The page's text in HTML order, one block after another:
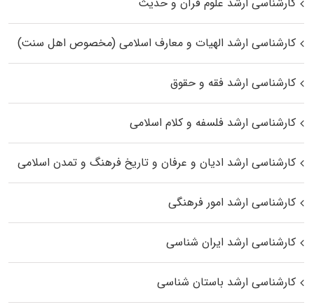
کارشناسی ارشد الهیات و معارف اسلامی (مخصوص اهل سنت)
کارشناسی ارشد فقه و حقوق
کارشناسی ارشد فلسفه و کلام اسلامی
کارشناسی ارشد ادیان و عرفان و تاریخ فرهنگ و تمدن اسلامی
کارشناسی ارشد امور فرهنگی
کارشناسی ارشد ایران شناسی
کارشناسی ارشد باستان شناسی